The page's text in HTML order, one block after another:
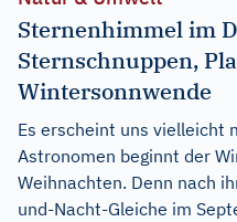
Sternenhimmel im
Sternschnuppen,
Wintersonnwende
Es erscheint uns vielleicht
Astronomen beginnt der
Weihnachten. Denn nach
und-Nacht-Gleiche im